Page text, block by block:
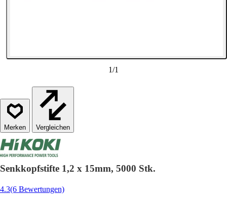
1/1
Vergleichen
Senkkopfstifte 1,2 x 15mm, 5000 Stk.
4.3(6 Bewertungen)